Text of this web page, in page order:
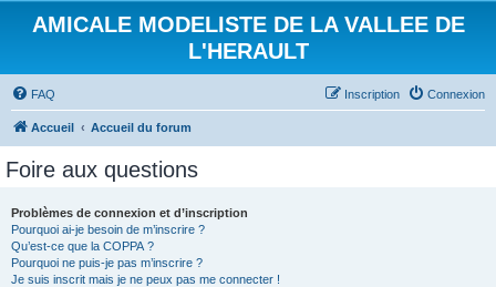
AMICALE MODELISTE DE LA VALLEE DE
L'HERAULT
FAQ Connexion
Inscription
Accueil Accueil du forum
Foire aux questions
Problèmes de connexion et d’inscription
Pourquoi ai-je besoin de m’inscrire ?
Qu’est-ce que la COPPA ?
Pourquoi ne puis-je pas m’inscrire ?
Je suis inscrit mais je ne peux pas me connecter !